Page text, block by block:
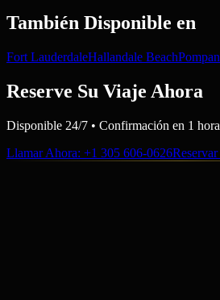
También Disponible en
Fort LauderdaleHallandale Beach
Reserve Su Viaje Ahora
Disponible 24/7 • Confirmación en 1 hora
Llamar Ahora: +1 305 606-0626